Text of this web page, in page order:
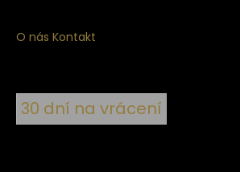
O nás Kontakt
30 dní na vrácení